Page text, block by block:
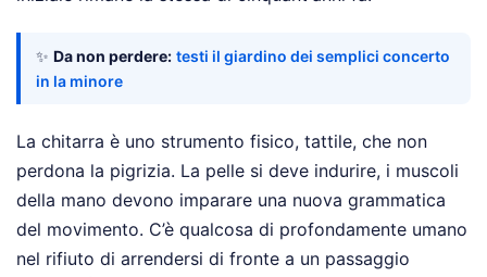
✨ Da non perdere: testi il giardino dei semplici concerto
in la minore
La chitarra è uno strumento fisico, tattile, che non
perdona la pigrizia. La pelle si deve indurire, i muscoli
della mano devono imparare una nuova grammatica
del movimento. C’è qualcosa di profondamente umano
nel rifiuto di arrendersi di fronte a un passaggio